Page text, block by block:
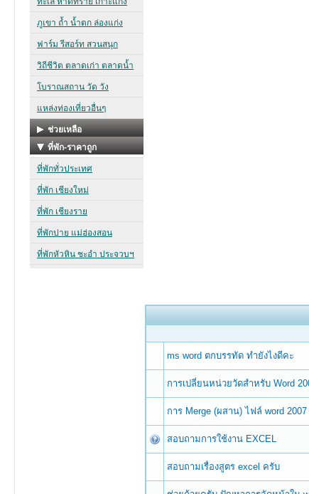
ms word ตกบรรทัด ทำยังไงดีคะ
การเปลี่ยนหน่วยวัดสำหรับ Word
การ Merge (ผสาน) ไฟล์ word
สอบถามการใช้งาน EXCEL
สอบถามเรื่องสูตร excel ครับ